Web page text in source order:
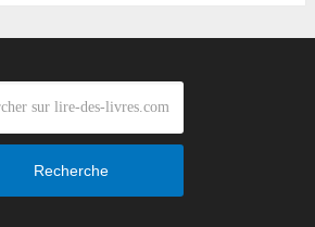
Recherche